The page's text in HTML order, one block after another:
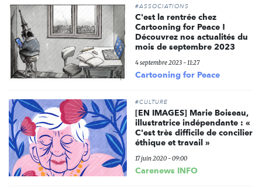
#ASSOCIATIONS
C'est la rentrée chez
Cartooning for Peace !
Découvrez nos actualités du
mois de septembre 2023
4 septembre 2023 - 11:27
Cartooning for Peace
#CULTURE
[EN IMAGES] Marie Boiseau,
illustratrice indépendante : «
C'est très difficile de concilier
éthique et travail »
17 juin 2020 - 09:00
Carenews INFO